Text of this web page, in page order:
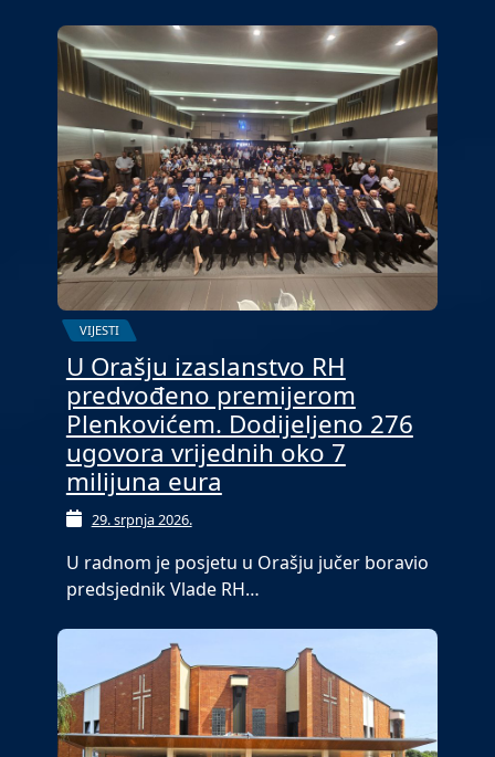
VIJESTI
U Orašju izaslanstvo RH
predvođeno premijerom
Plenkovićem. Dodijeljeno 276
ugovora vrijednih oko 7
milijuna eura
29. srpnja 2026.
U radnom je posjetu u Orašju jučer boravio
predsjednik Vlade RH…